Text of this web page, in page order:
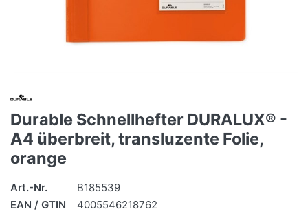
Durable Schnellhefter DURALUX® -
A4 überbreit, transluzente Folie,
orange
Art.-Nr.
B185539
EAN / GTIN
4005546218762